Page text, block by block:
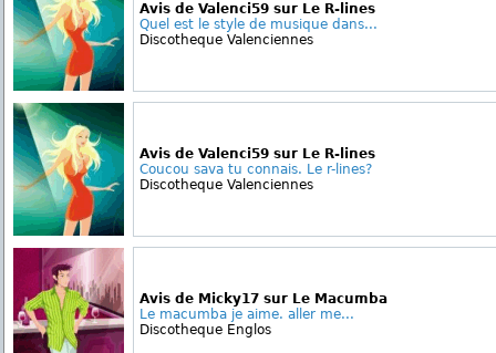
Avis de Valenci59 sur Le R-lines
Quel est le style de musique dans...
Discotheque Valenciennes
Avis de Valenci59 sur Le R-lines
Coucou sava tu connais. Le r-lines?
Discotheque Valenciennes
Avis de Micky17 sur Le Macumba
Le macumba je aime. aller me...
Discotheque Englos